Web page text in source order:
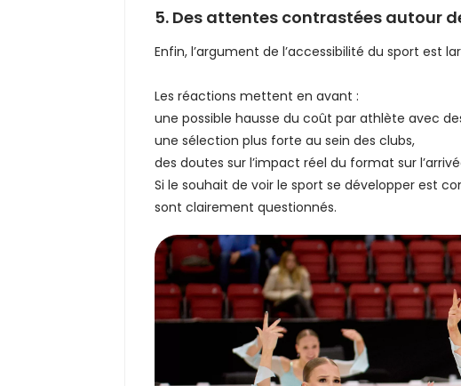
5. Des attentes contrastées autour
Enfin, l’argument de l’accessibilité du sport est
Les réactions mettent en avant :
une possible hausse du coût par athlète avec
une sélection plus forte au sein des clubs,
des doutes sur l’impact réel du format sur
Si le souhait de voir le sport se développer est
sont clairement questionnés.